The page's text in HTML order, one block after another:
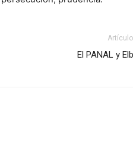
El PANAL y